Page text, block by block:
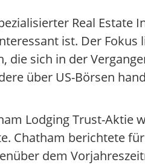
Real Estate
ist. Der Fokus
sich in der
über US-Börsen
Lodging Trust-Aktie
Chatham berichtete
dem